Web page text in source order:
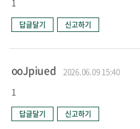
답글달기 신고하기
ooJpiued 2026.06.09 15:40
1
답글달기 신고하기